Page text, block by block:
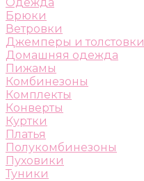
Брюки
Ветровки
Джемперы и толстовки
Домашняя одежда
Пижамы
Комбинезоны
Комплекты
Конверты
Куртки
Платья
Полукомбинезоны
Пуховики
Туники